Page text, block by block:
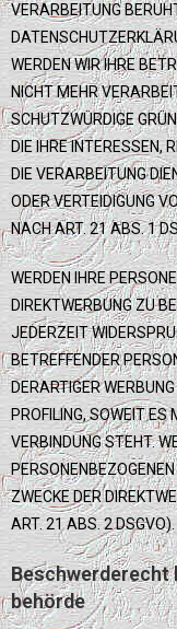
VERARBEITUNG
WERDEN WIR IHRE
NICHT MEHR
SCHUTZWÜRDIGE
DIE IHRE INTERESSEN,
DIE VERARBEITUNG
ODER VERTEIDIGUNG
NACH ART. 21 ABS. 1
WERDEN IHRE
DIREKTWERBUNG ZU
JEDERZEIT
BETREFFENDER
DERARTIGER
PROFILING, SOWEIT ES
VERBINDUNG STEHT.
ZWECKE DER
ART. 21 ABS. 2 DSGVO).
behörde